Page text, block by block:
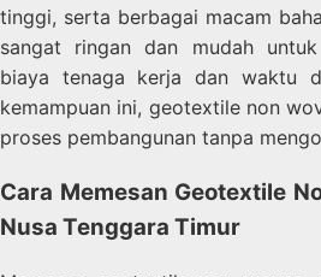
tinggi, serta berbagai macam
sangat ringan dan mudah
biaya tenaga kerja dan waktu
kemampuan ini, geotextile non
proses pembangunan tanpa
Cara Memesan Geotextile
Nusa Tenggara Timur